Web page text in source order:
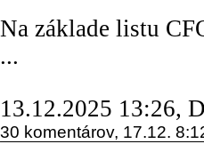
Na základe listu
...
13.12.2025 13:26,
30 komentárov, 17.12.